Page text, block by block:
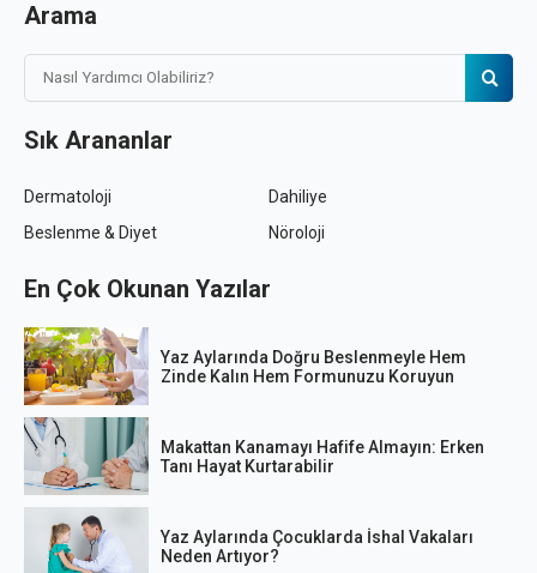
Arama
Sık Arananlar
Dermatoloji
Dahiliye
Beslenme & Diyet
Nöroloji
En Çok Okunan Yazılar
Yaz Aylarında Doğru Beslenmeyle Hem
Zinde Kalın Hem Formunuzu Koruyun
Makattan Kanamayı Hafife Almayın: Erken
Tanı Hayat Kurtarabilir
Yaz Aylarında Çocuklarda İshal Vakaları
Neden Artıyor?